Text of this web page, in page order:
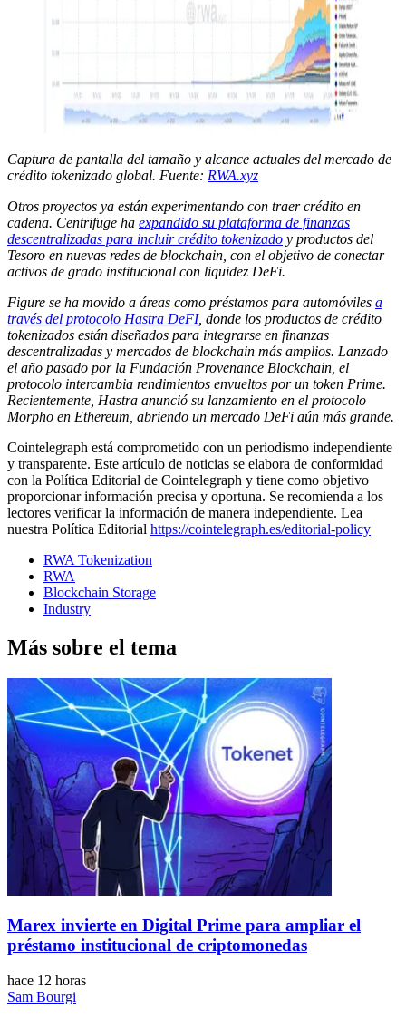
Captura de pantalla del tamaño y alcance actuales del mercado de
crédito tokenizado global. Fuente: RWA.xyz
Otros proyectos ya están experimentando con traer crédito en
cadena. Centrifuge ha expandido su plataforma de finanzas
descentralizadas para incluir crédito tokenizado y productos del
Tesoro en nuevas redes de blockchain, con el objetivo de conectar
activos de grado institucional con liquidez DeFi.
Figure se ha movido a áreas como préstamos para automóviles a
través del protocolo Hastra DeFI, donde los productos de crédito
tokenizados están diseñados para integrarse en finanzas
descentralizadas y mercados de blockchain más amplios. Lanzado
el año pasado por la Fundación Provenance Blockchain, el
protocolo intercambia rendimientos envueltos por un token Prime.
Recientemente, Hastra anunció su lanzamiento en el protocolo
Morpho en Ethereum, abriendo un mercado DeFi aún más grande.
Cointelegraph está comprometido con un periodismo independiente
y transparente. Este artículo de noticias se elabora de conformidad
con la Política Editorial de Cointelegraph y tiene como objetivo
proporcionar información precisa y oportuna. Se recomienda a los
lectores verificar la información de manera independiente. Lea
nuestra Política Editorial https://cointelegraph.es/editorial-policy
RWA Tokenization
RWA
Blockchain Storage
Industry
Más sobre el tema
Marex invierte en Digital Prime para ampliar el
préstamo institucional de criptomonedas
hace 12 horas
Sam Bourgi